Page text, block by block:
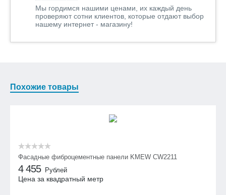
Мы гордимся нашими ценами, их каждый день
проверяют сотни клиентов, которые отдают выбор
нашему интернет - магазину!
Похожие товары
Фасадные фиброцементные панели KMEW CW2211
4 455 Рублей
Цена за квадратный метр